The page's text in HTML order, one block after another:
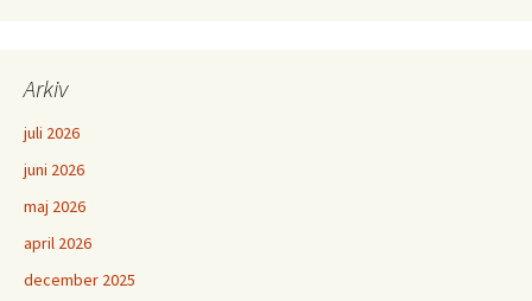
Arkiv
juli 2026
juni 2026
maj 2026
april 2026
december 2025